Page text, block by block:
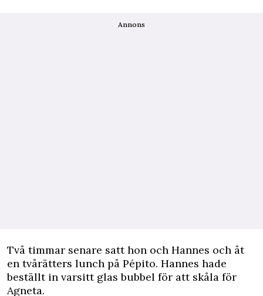
Annons
Två timmar senare satt hon och Hannes och åt
en tvårätters lunch på Pépito. Hannes hade
beställt in varsitt glas bubbel för att skåla för
Agneta.